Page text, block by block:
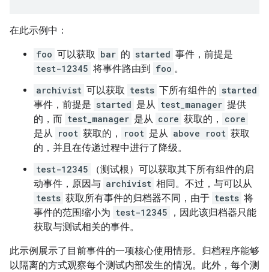
在此示例中：
foo 可以获取 bar 的 started 事件，前提是
test-12345 将事件路由到 foo 。
archivist 可以获取 tests 下所有组件的 started
事件，前提是 started 是从 test_manager 提供
的，而 test_manager 是从 core 获取的，
core
是从 root 获取的， root 是从 above root 获取
的，并且在传递过程中进行了降级。
test-12345
（测试根）可以获取其下所有组件的启
动事件，原因与 archivist 相同。不过，与可以从
tests 获取所有事件的归档器不同，由于 tests 将
事件的范围缩小为 test-12345
，因此该归档器只能
获取与测试相关的事件。
此示例展示了目前事件的一项核心使用情形。归档程序能够
以隔离的方式观察每个测试内部发生的情况。此外，每个测